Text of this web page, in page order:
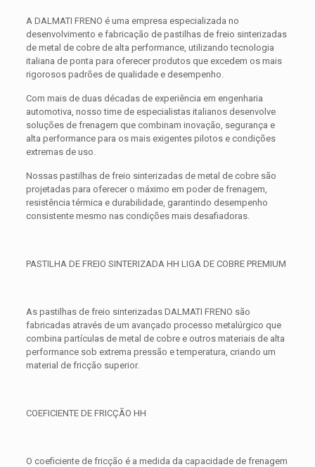
A DALMATI FRENO é uma empresa especializada no
desenvolvimento e fabricação de pastilhas de freio sinterizadas
de metal de cobre de alta performance, utilizando tecnologia
italiana de ponta para oferecer produtos que excedem os mais
rigorosos padrões de qualidade e desempenho.
Com mais de duas décadas de experiência em engenharia
automotiva, nosso time de especialistas italianos desenvolve
soluções de frenagem que combinam inovação, segurança e
alta performance para os mais exigentes pilotos e condições
extremas de uso.
Nossas pastilhas de freio sinterizadas de metal de cobre são
projetadas para oferecer o máximo em poder de frenagem,
resistência térmica e durabilidade, garantindo desempenho
consistente mesmo nas condições mais desafiadoras.
PASTILHA DE FREIO SINTERIZADA HH LIGA DE COBRE PREMIUM
As pastilhas de freio sinterizadas DALMATI FRENO são
fabricadas através de um avançado processo metalúrgico que
combina partículas de metal de cobre e outros materiais de alta
performance sob extrema pressão e temperatura, criando um
material de fricção superior.
COEFICIENTE DE FRICÇÃO HH
O coeficiente de fricção é a medida da capacidade de frenagem